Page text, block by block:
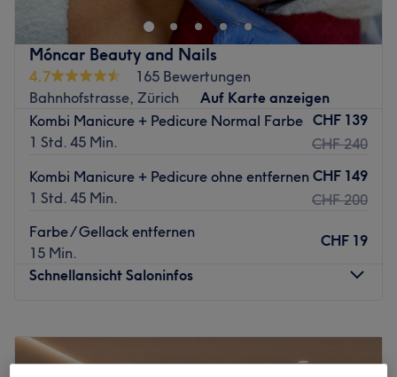
Móncar Beauty and Nails
4.7
165 Bewertungen
Bahnhofstrasse, Zürich
Auf Karte anzeigen
Kombi Manicure + Pedicure Normal Farbe
1 Std. 45 Min.
CHF 139
CHF 240
Kombi Manicure + Pedicure ohne entfernen
1 Std. 45 Min.
CHF 149
CHF 200
Farbe / Gellack entfernen
15 Min.
CHF 19
Schnellansicht Saloninfos
Dienstag
Mittwoch
09:00–18:00